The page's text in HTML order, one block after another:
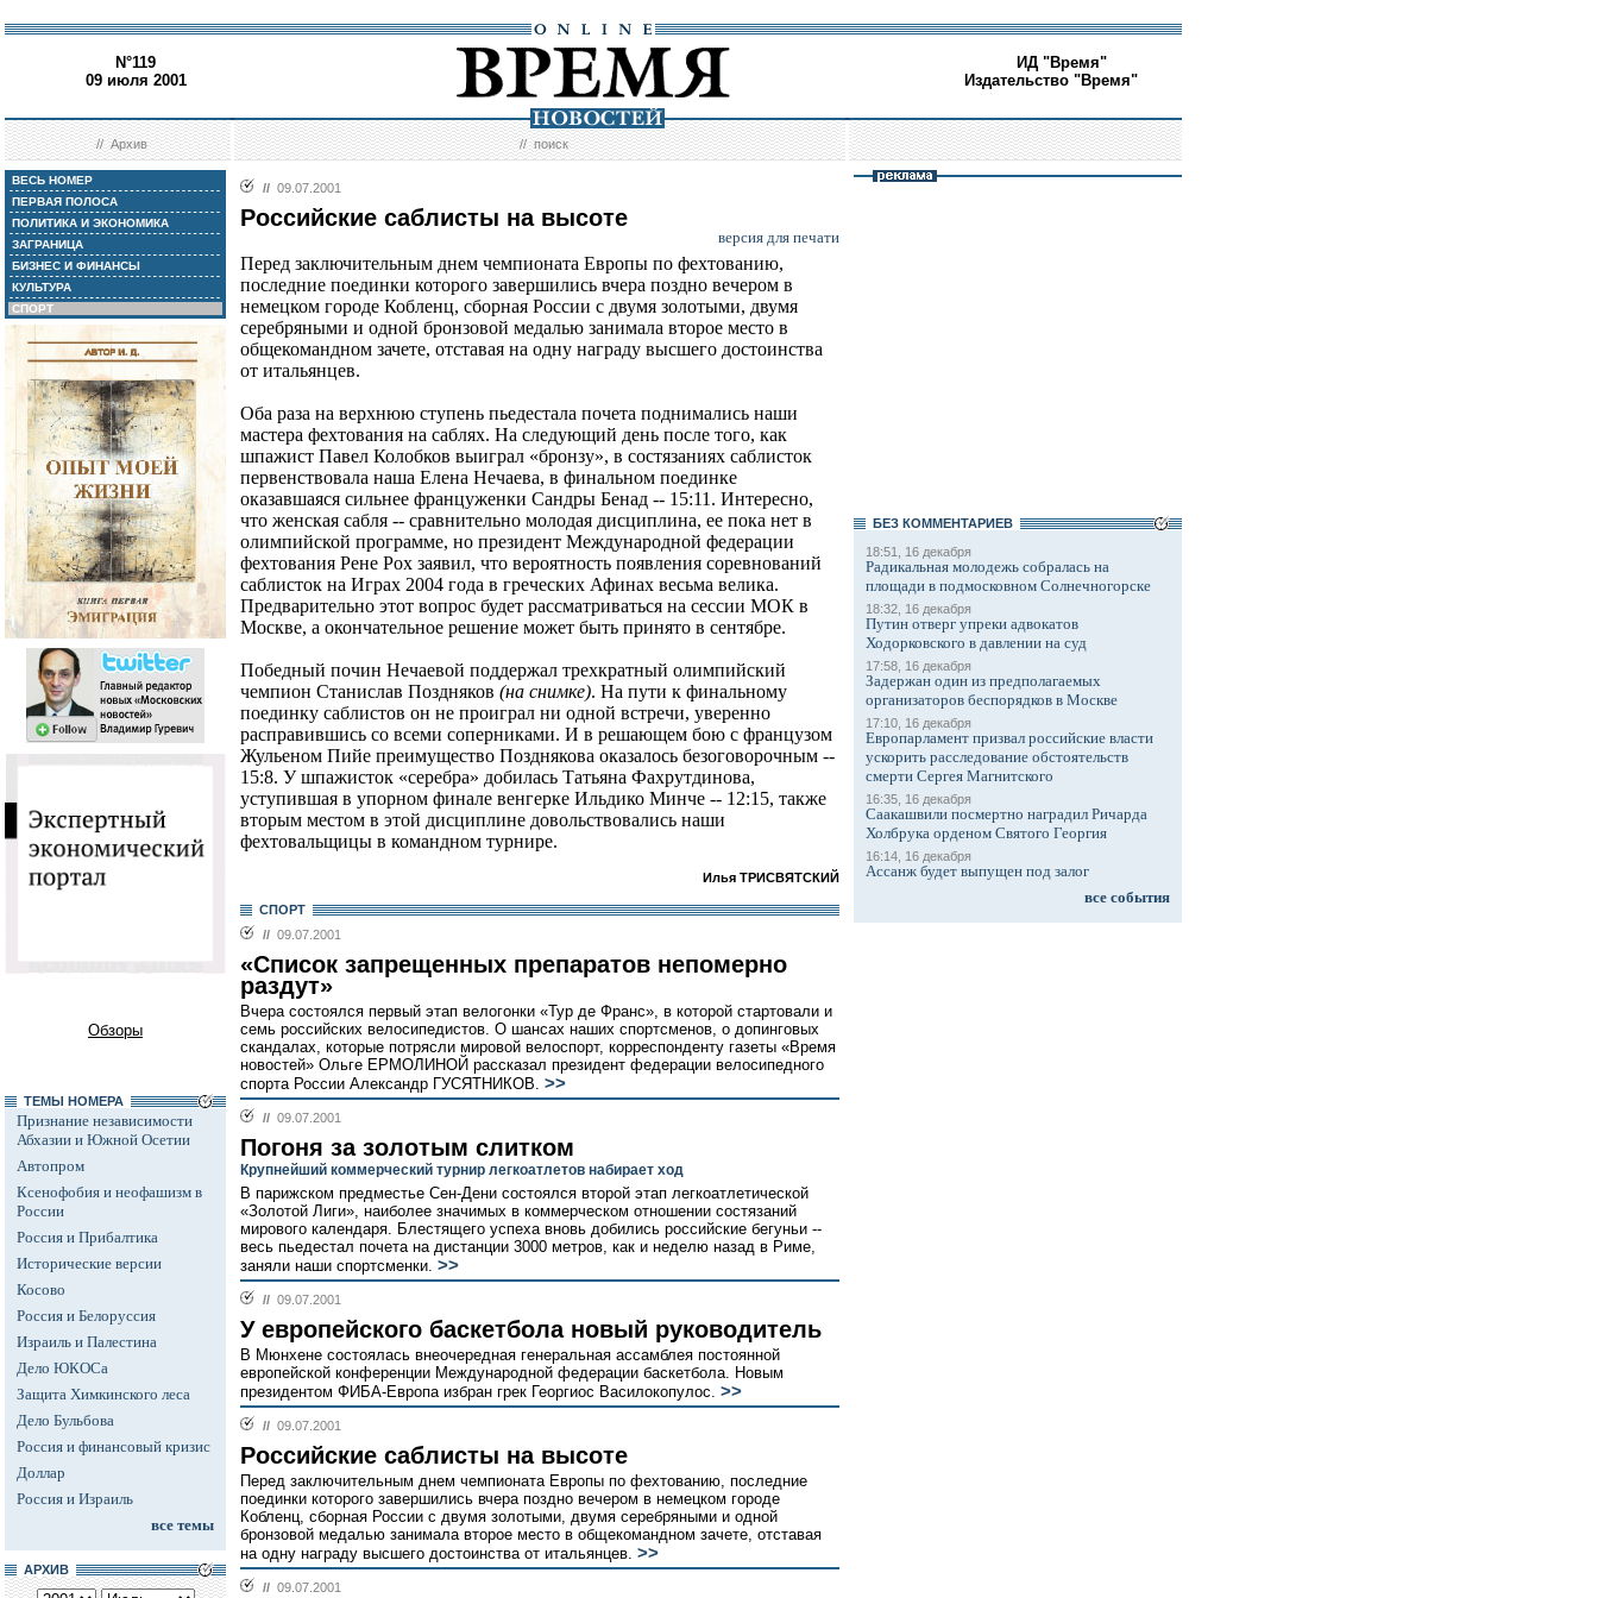
N°119
09 июля 2001
ИД "Время"
Издательство "Время"
//Архив //поиск
ВЕСЬ НОМЕР
ПЕРВАЯ ПОЛОСА
ПОЛИТИКА И ЭКОНОМИКА
ЗАГРАНИЦА
БИЗНЕС И ФИНАНСЫ
КУЛЬТУРА
СПОРТ
Обзоры
ТЕМЫ НОМЕРА
Признание независимости
Абхазии и Южной Осетии
Автопром
Ксенофобия и неофашизм в
России
Россия и Прибалтика
Исторические версии
Косово
Россия и Белоруссия
Израиль и Палестина
Дело ЮКОСа
Защита Химкинского леса
Дело Бульбова
Россия и финансовый кризис
Доллар
Россия и Израиль
все темы
АРХИВ
// 09.07.2001
Российские саблисты на высоте
версия для печати
Перед заключительным днем чемпионата Европы по фехтованию,
последние поединки которого завершились вчера поздно вечером в
немецком городе Кобленц, сборная России с двумя золотыми, двумя
серебряными и одной бронзовой медалью занимала второе место в
общекомандном зачете, отставая на одну награду высшего достоинства
от итальянцев.
Оба раза на верхнюю ступень пьедестала почета поднимались наши
мастера фехтования на саблях. На следующий день после того, как
шпажист Павел Колобков выиграл «бронзу», в состязаниях саблисток
первенствовала наша Елена Нечаева, в финальном поединке
оказавшаяся сильнее француженки Сандры Бенад -- 15:11. Интересно,
что женская сабля -- сравнительно молодая дисциплина, ее пока нет в
олимпийской программе, но президент Международной федерации
фехтования Рене Рох заявил, что вероятность появления соревнований
саблисток на Играх 2004 года в греческих Афинах весьма велика.
Предварительно этот вопрос будет рассматриваться на сессии МОК в
Москве, а окончательное решение может быть принято в сентябре.
Победный почин Нечаевой поддержал трехкратный олимпийский
чемпион Станислав Поздняков (на снимке). На пути к финальному
поединку саблистов он не проиграл ни одной встречи, уверенно
расправившись со всеми соперниками. И в решающем бою с французом
Жульеном Пийе преимущество Позднякова оказалось безоговорочным --
15:8. У шпажисток «серебра» добилась Татьяна Фахрутдинова,
уступившая в упорном финале венгерке Ильдико Минче -- 12:15, также
вторым местом в этой дисциплине довольствовались наши
фехтовальщицы в командном турнире.
Илья ТРИСВЯТСКИЙ
СПОРТ
// 09.07.2001
«Список запрещенных препаратов непомерно
раздут»
Вчера состоялся первый этап велогонки «Тур де Франс», в которой стартовали и
семь российских велосипедистов. О шансах наших спортсменов, о допинговых
скандалах, которые потрясли мировой велоспорт, корреспонденту газеты «Время
новостей» Ольге ЕРМОЛИНОЙ рассказал президент федерации велосипедного
спорта России Александр ГУСЯТНИКОВ. >>
// 09.07.2001
Погоня за золотым слитком
Крупнейший коммерческий турнир легкоатлетов набирает ход
В парижском предместье Сен-Дени состоялся второй этап легкоатлетической
«Золотой Лиги», наиболее значимых в коммерческом отношении состязаний
мирового календаря. Блестящего успеха вновь добились российские бегуньи --
весь пьедестал почета на дистанции 3000 метров, как и неделю назад в Риме,
заняли наши спортсменки. >>
// 09.07.2001
У европейского баскетбола новый руководитель
В Мюнхене состоялась внеочередная генеральная ассамблея постоянной
европейской конференции Международной федерации баскетбола. Новым
президентом ФИБА-Европа избран грек Георгиос Василокопулос. >>
// 09.07.2001
Российские саблисты на высоте
Перед заключительным днем чемпионата Европы по фехтованию, последние
поединки которого завершились вчера поздно вечером в немецком городе
Кобленц, сборная России с двумя золотыми, двумя серебряными и одной
бронзовой медалью занимала второе место в общекомандном зачете, отставая
на одну награду высшего достоинства от итальянцев. >>
// 09.07.2001
БЕЗ КОМMЕНТАРИЕВ
18:51, 16 декабря
Радикальная молодежь собралась на
площади в подмосковном Солнечногорске
18:32, 16 декабря
Путин отверг упреки адвокатов
Ходорковского в давлении на суд
17:58, 16 декабря
Задержан один из предполагаемых
организаторов беспорядков в Москве
17:10, 16 декабря
Европарламент призвал российские власти
ускорить расследование обстоятельств
смерти Сергея Магнитского
16:35, 16 декабря
Саакашвили посмертно наградил Ричарда
Холбрука орденом Святого Георгия
16:14, 16 декабря
Ассанж будет выпущен под залог
все события